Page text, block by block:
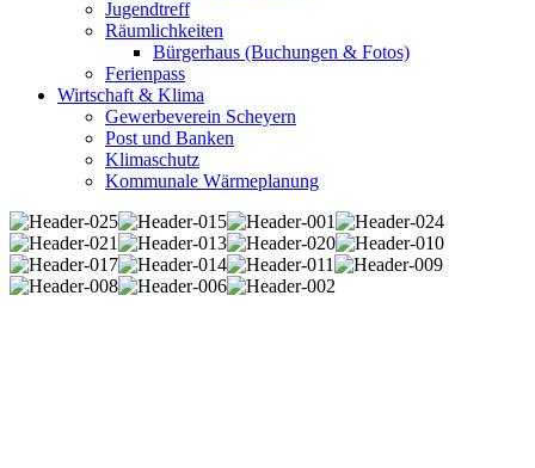
Jugendtreff
Räumlichkeiten
Bürgerhaus (Buchungen & Fotos)
Ferienpass
Wirtschaft & Klima
Gewerbeverein Scheyern
Post und Banken
Klimaschutz
Kommunale Wärmeplanung